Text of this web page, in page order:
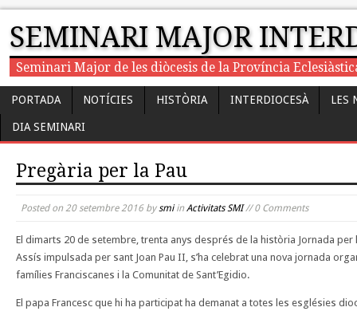
SEMINARI MAJOR
Seminari Major de les diòcesis de la Província
PORTADA NOTÍCIES HISTÒRIA INTERDIOCESÀ LES
DIA SEMINARI
Pregària per la Pau
Posted on 20 setembre 2016bysmiin Activitats SMI// 0 Comments
El dimarts 20 de setembre, trenta anys després de la història Jornada per
Assís impulsada per sant Joan Pau II, s’ha celebrat una nova jornada
famílies Franciscanes i la Comunitat de Sant’Egidio.
El papa Francesc que hi ha participat ha demanat a totes les esglésies